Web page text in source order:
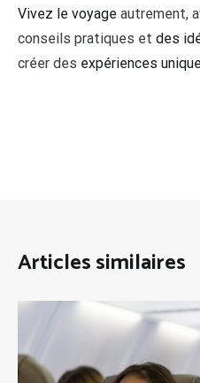
Vivez le voyage autrement,
conseils pratiques et des
créer des expériences
Articles similaires